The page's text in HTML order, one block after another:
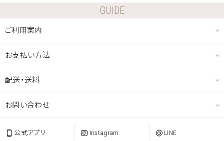
GUIDE
ご利用案内
お支払い方法
配送・送料
お問い合わせ
公式アプリ Instagram LINE